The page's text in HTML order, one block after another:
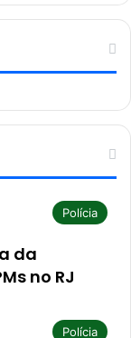
Polícia
da
no RJ
Polícia